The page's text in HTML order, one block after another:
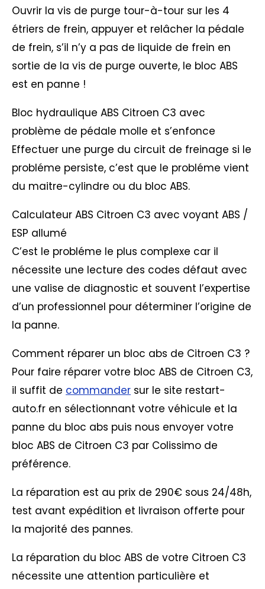
Ouvrir la vis de purge tour-à-tour sur les 4
étriers de frein, appuyer et relâcher la pédale
de frein, s’il n’y a pas de liquide de frein en
sortie de la vis de purge ouverte, le bloc ABS
est en panne !
Bloc hydraulique ABS Citroen C3 avec
problème de pédale molle et s’enfonce
Effectuer une purge du circuit de freinage si le
probléme persiste, c’est que le probléme vient
du maitre-cylindre ou du bloc ABS.
Calculateur ABS Citroen C3 avec voyant ABS /
ESP allumé
C’est le probléme le plus complexe car il
nécessite une lecture des codes défaut avec
une valise de diagnostic et souvent l’expertise
d’un professionnel pour déterminer l’origine de
la panne.
Comment réparer un bloc abs de Citroen C3 ?
Pour faire réparer votre bloc ABS de Citroen C3,
il suffit de commander sur le site restart-
auto.fr en sélectionnant votre véhicule et la
panne du bloc abs puis nous envoyer votre
bloc ABS de Citroen C3 par Colissimo de
préférence.
La réparation est au prix de 290€ sous 24/48h,
test avant expédition et livraison offerte pour
la majorité des pannes.
La réparation du bloc ABS de votre Citroen C3
nécessite une attention particulière et